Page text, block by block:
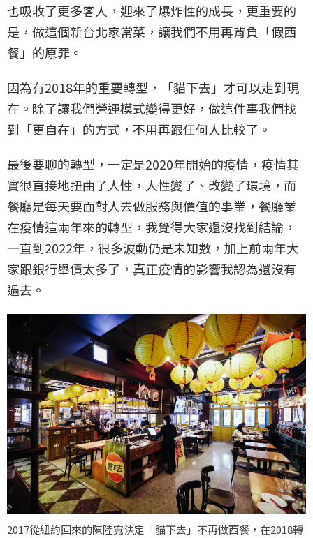
也吸收了更多客人，迎來了爆炸性的成長，更重要的
是，做這個新台北家常菜，讓我們不用再背負「假西
餐」的原罪。
因為有2018年的重要轉型，「貓下去」才可以走到現
在。除了讓我們營運模式變得更好，做這件事我們找
到「更自在」的方式，不用再跟任何人比較了。
最後要聊的轉型，一定是2020年開始的疫情，疫情其
實很直接地扭曲了人性，人性變了、改變了環境，而
餐廳是每天要面對人去做服務與價值的事業，餐廳業
在疫情這兩年來的轉型，我覺得大家還沒找到結論，
一直到2022年，很多波動仍是未知數，加上前兩年大
家跟銀行舉債太多了，真正疫情的影響我認為還沒有
過去。
2017從紐約回來的陳陸寬決定「貓下去」不再做西餐，在2018轉